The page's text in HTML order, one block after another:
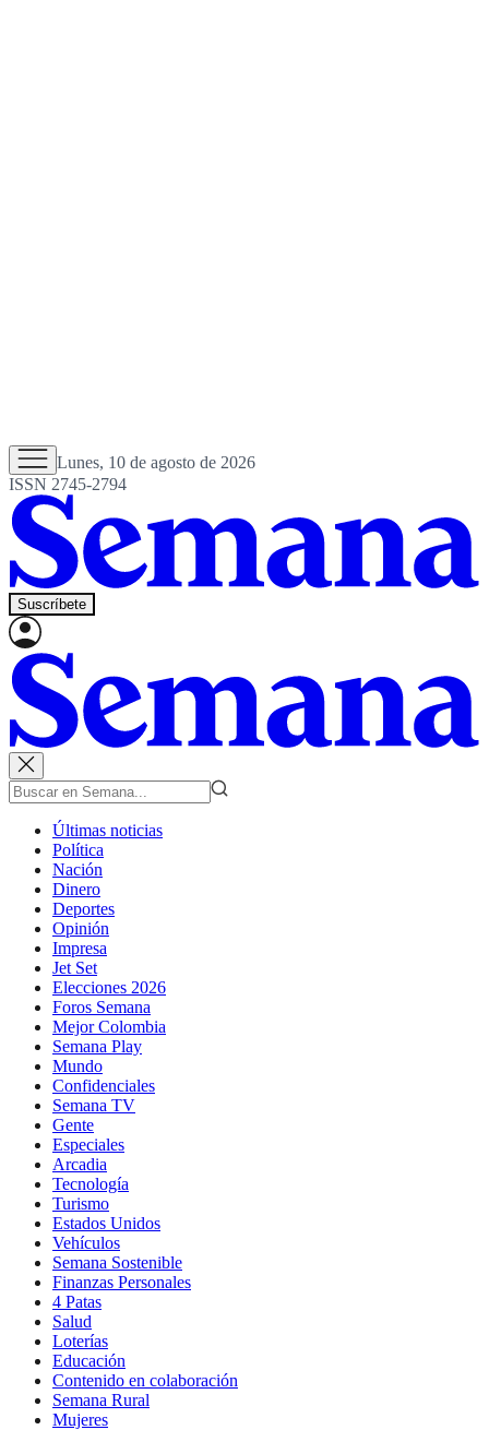
Lunes, 10 de agosto de 2026
ISSN 2745-2794
Suscríbete
Últimas noticias
Política
Nación
Dinero
Deportes
Opinión
Impresa
Jet Set
Elecciones 2026
Foros Semana
Mejor Colombia
Semana Play
Mundo
Confidenciales
Semana TV
Gente
Especiales
Arcadia
Tecnología
Turismo
Estados Unidos
Vehículos
Semana Sostenible
Finanzas Personales
4 Patas
Salud
Loterías
Educación
Contenido en colaboración
Semana Rural
Mujeres